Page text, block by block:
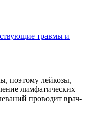
травмы и
поэтому лейкозы,
лимфатических
проводит врач-